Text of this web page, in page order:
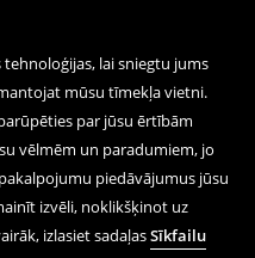
lai sniegtu jums
mūsu tīmekļa vietni.
par jūsu ērtībām
vēlmēm un paradumiem, jo
piedāvājumus jūsu
izvēli, noklikšķinot uz
izlasiet sadaļasSīkfailu